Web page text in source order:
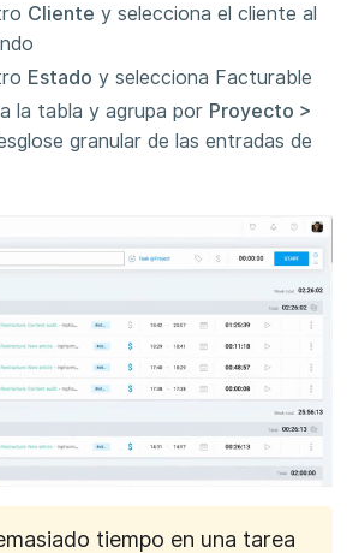
Cliente y selecciona el cliente al
Estado y selecciona Facturable
la tabla y agrupa por Proyecto >
granular de las entradas de
tiempo en una tarea